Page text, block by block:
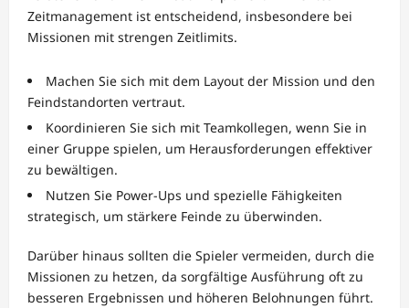
Zeitmanagement ist entscheidend, insbesondere bei
Missionen mit strengen Zeitlimits.
Machen Sie sich mit dem Layout der Mission und den
Feindstandorten vertraut.
Koordinieren Sie sich mit Teamkollegen, wenn Sie in
einer Gruppe spielen, um Herausforderungen effektiver
zu bewältigen.
Nutzen Sie Power-Ups und spezielle Fähigkeiten
strategisch, um stärkere Feinde zu überwinden.
Darüber hinaus sollten die Spieler vermeiden, durch die
Missionen zu hetzen, da sorgfältige Ausführung oft zu
besseren Ergebnissen und höheren Belohnungen führt.